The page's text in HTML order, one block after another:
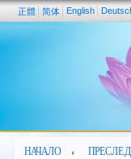
正體 简体 English
НАЧАЛО